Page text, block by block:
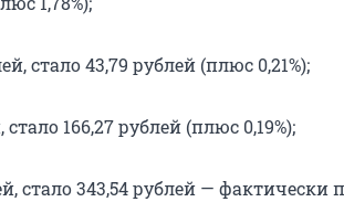
стало 43,79 рублей (плюс 0,21%);
166,27 рублей (плюс 0,19%);
стало 343,54 рублей — фактически